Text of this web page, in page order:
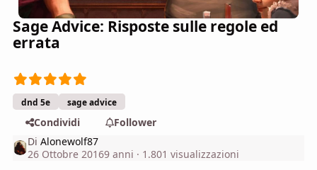
Sage Advice: Risposte sulle regole ed
errata
dnd 5e sage advice
Condividi
Follower
DiAlonewolf87
26 Ottobre 20169 anni · 1.801 visualizzazioni